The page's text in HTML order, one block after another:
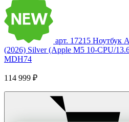
арт. 17215 Ноутбук
(2026) Silver (Apple M5 10-CPU/
MDH74
114 999 ₽